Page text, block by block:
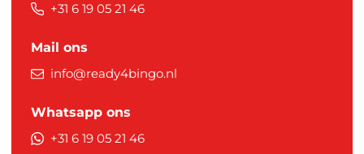
+31 6 19 05 21 46
Mail ons
info@ready4bingo.nl
Whatsapp ons
+31 6 19 05 21 46